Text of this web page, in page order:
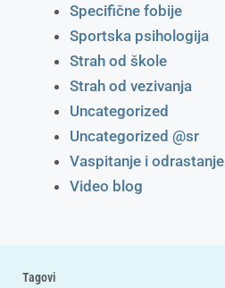
Specifične fobije
Sportska psihologija
Strah od škole
Strah od vezivanja
Uncategorized
Uncategorized @sr
Vaspitanje i odrastanje
Video blog
Tagovi